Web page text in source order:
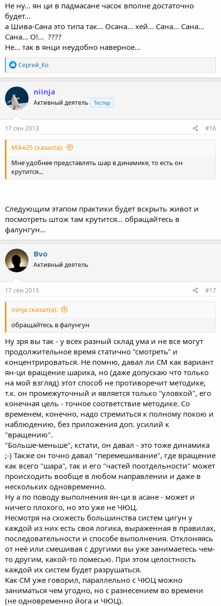
Не ну... ян ци в падмасане часок вполне достаточно
будет...
а Шива-Сана это типа так... Осана... хей... Сана... Сана...
Сана... О!... ????
Не... так в янци неудобно наверное...
R
e
a
c
t
i
o
n
s
Сергей_Ко
niinja
Активный деятель Тестер
17 сен 2013 #16
Mike25 сказал(а):
Мне удобнее представлять шар в динамике, то есть он
крутится...
Следующим этапом практики будет вскрыть живот и
посмотреть штож там крутится... обращайтесь в
фалунгун...
Bvo
Активный деятель
17 сен 2013 #17
niinja сказал(а):
обращайтесь в фалунгун
Ну зря вы так - у всех разный склад ума и не все могут
продолжительное время статично "смотреть" и
концентрироваться. Не помню, давал ли СМ как вариант
ян-ци вращение шарика, но (даже допускаю что только
на мой взгляд) этот способ не противоречит методике,
т.к. он промежуточный и является только "уловкой", его
конечная цель - точное соответствие методике. Со
временем, конечно, надо стремиться к полному покою и
наблюдению, без приложения доп. усилий к
"вращению".
"Больше-меньше", кстати, он давал - это тоже динамика
;-) Также он точно давал "перемешивание", где вращение
как всего "шара", так и его "частей поотдельности" может
происходить вообще в любом направлении и даже в
нескольких одновременно.
Ну а по поводу выполнения ян-ци в асане - может и
ничего плохого, но это уже не ЧЮЦ.
Несмотря на схожесть большинства систем цигун у
каждой из них есть своя логика, выраженная в правилах,
последовательности и способе выполнения. Отклоняясь
от неё или смешивая с другими вы уже занимаетесь чем-
то другим, какой-то помесью. При этом целостность
каждой их систем будет разрушаться.
Как СМ уже говорил, параллельно с ЧЮЦ можно
заниматься чем угодно, но с разнесением во времени
(не одновременно йога и ЧЮЦ).